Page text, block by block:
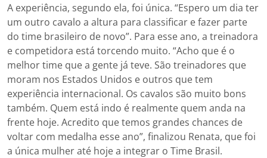
A experiência, segundo ela, foi única. “Espero um dia ter
um outro cavalo a altura para classificar e fazer parte
do time brasileiro de novo”. Para esse ano, a treinadora
e competidora está torcendo muito. “Acho que é o
melhor time que a gente já teve. São treinadores que
moram nos Estados Unidos e outros que tem
experiência internacional. Os cavalos são muito bons
também. Quem está indo é realmente quem anda na
frente hoje. Acredito que temos grandes chances de
voltar com medalha esse ano”, finalizou Renata, que foi
a única mulher até hoje a integrar o Time Brasil.